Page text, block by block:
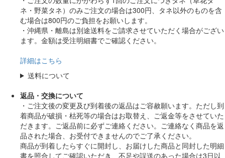
ネ・野菜タネ）のみご注文の場合は300円、タネ以外のものを含
む場合は800円のご負担をお願いします。
・沖縄県・離島は別途送料をご請求させていただく場合がござい
ます。金額は受注明細書でご確認ください。
詳細はこちら
送料について
返品・交換について
・ご注文後の変更及び到着後の返品はご容赦願います。ただし到
着商品が破損・枯死等の場合はお取替え、ご返金等をさせていた
だきます。ご返品前に必ずご連絡ください。ご連絡なく商品を返
品された場合、お受付できませんのでご了承ください。
商品が到着したらすぐに開封し、お届けした商品と同封した明細
書を照合してご確認いただき、不足や誤送のあった場合は3日以